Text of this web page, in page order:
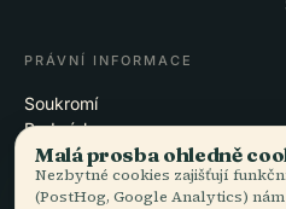
PRÁVNÍ INFORMACE
Soukromí
Podmínky
Nastavení cookies
Smazat účet
Malá prosba ohledně
Nezbytné cookies zajišťují
(PostHog, Google Analytics)